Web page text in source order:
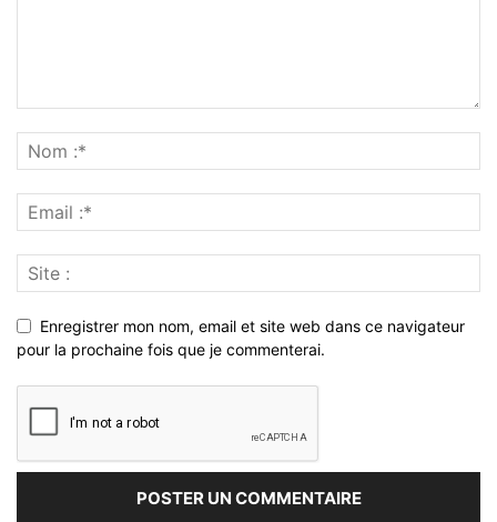
Enregistrer mon nom, email et site web dans ce navigateur
pour la prochaine fois que je commenterai.